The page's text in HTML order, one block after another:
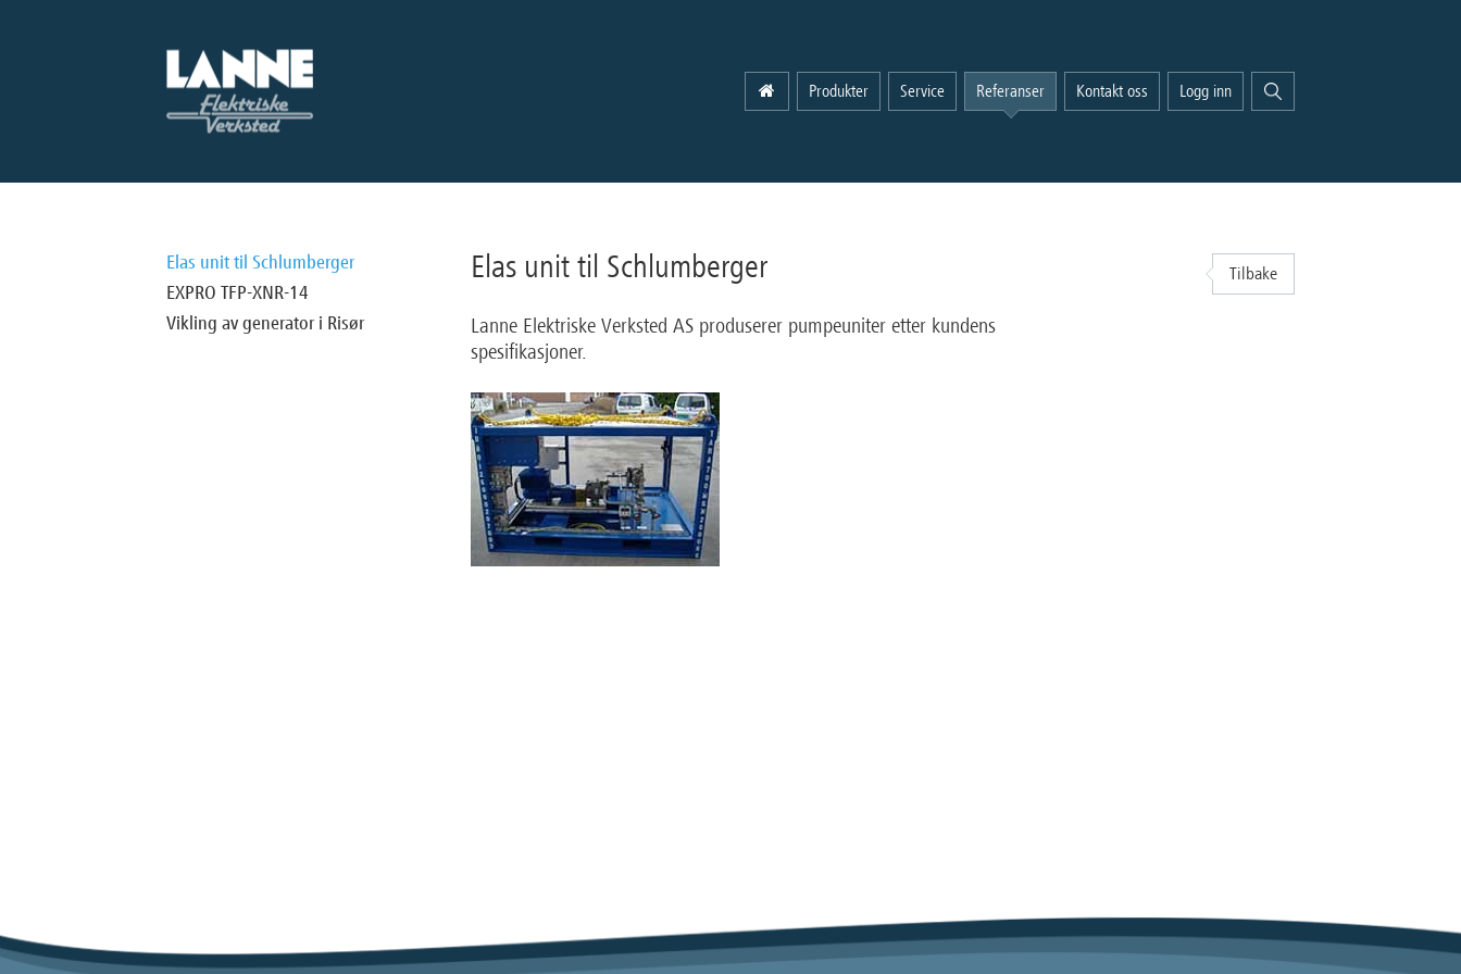
Produkter Service Referanser Kontakt oss Logg inn
Elas unit til Schlumberger
EXPRO TFP-XNR-14
Vikling av generator i Risør
Elas unit til Schlumberger
Lanne Elektriske Verksted AS produserer pumpeuniter etter kundens
spesifikasjoner.
Tilbake